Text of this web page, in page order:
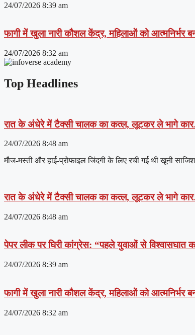
24/07/2026 8:39 am
फागी में खुला नारी कौशल केंद्र, महिलाओं को आत्मनिर्भर
24/07/2026 8:32 am
Top Headlines
रात के अंधेरे में टैक्सी चालक का कत्ल, लूटकर ले भागे
24/07/2026 8:48 am
मौज-मस्ती और हाई-प्रोफाइल जिंदगी के लिए रची गई थी खूनी
रात के अंधेरे में टैक्सी चालक का कत्ल, लूटकर ले भागे
24/07/2026 8:48 am
पेपर लीक पर घिरी कांग्रेस: “पहले युवाओं से विश्वासघात
24/07/2026 8:39 am
फागी में खुला नारी कौशल केंद्र, महिलाओं को आत्मनिर्भर
24/07/2026 8:32 am